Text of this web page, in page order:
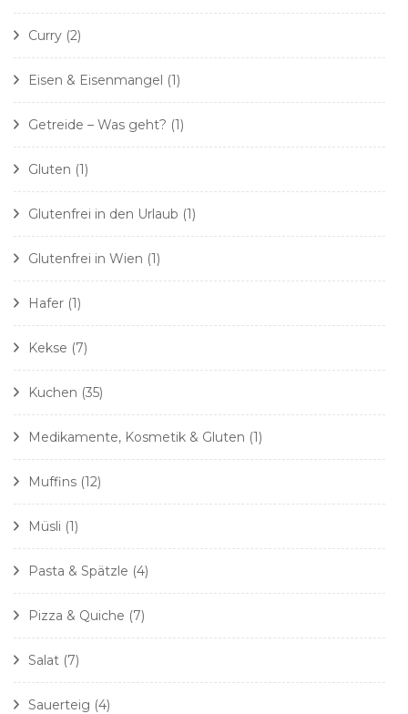
Curry (2)
Eisen & Eisenmangel (1)
Getreide – Was geht? (1)
Gluten (1)
Glutenfrei in den Urlaub (1)
Glutenfrei in Wien (1)
Hafer (1)
Kekse (7)
Kuchen (35)
Medikamente, Kosmetik & Gluten (1)
Muffins (12)
Müsli (1)
Pasta & Spätzle (4)
Pizza & Quiche (7)
Salat (7)
Sauerteig (4)